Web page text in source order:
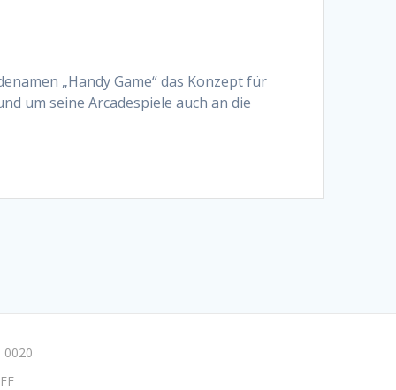
„Handy Game“ das Konzept für
um seine Arcadespiele auch an die
0020